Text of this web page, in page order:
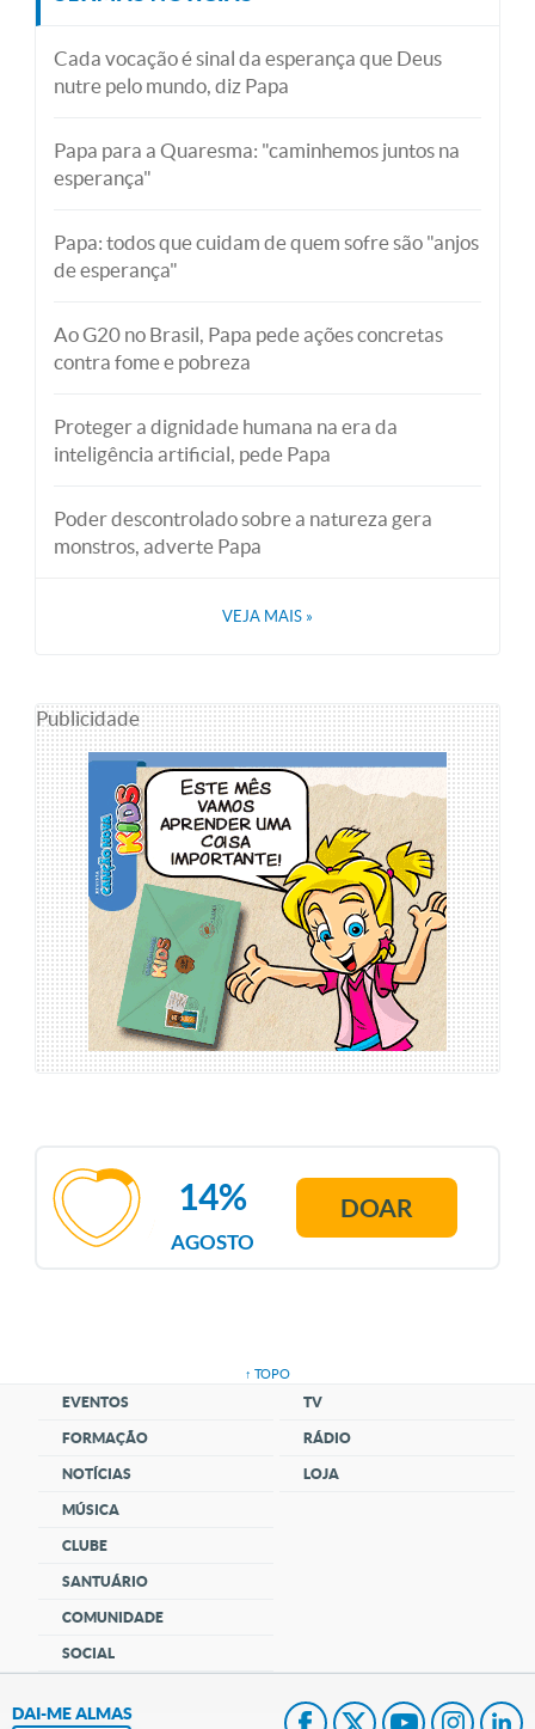
Cada vocação é sinal da esperança que Deus
nutre pelo mundo, diz Papa
Papa para a Quaresma: "caminhemos juntos na
esperança"
Papa: todos que cuidam de quem sofre são "anjos
de esperança"
Ao G20 no Brasil, Papa pede ações concretas
contra fome e pobreza
Proteger a dignidade humana na era da
inteligência artificial, pede Papa
Poder descontrolado sobre a natureza gera
monstros, adverte Papa
VEJA MAIS »
Publicidade
AGOSTO
14% DOAR
↑ TOPO
EVENTOS
FORMAÇÃO
NOTÍCIAS
MÚSICA
CLUBE
SANTUÁRIO
COMUNIDADE
SOCIAL
TV
RÁDIO
LOJA
DAI-ME ALMAS